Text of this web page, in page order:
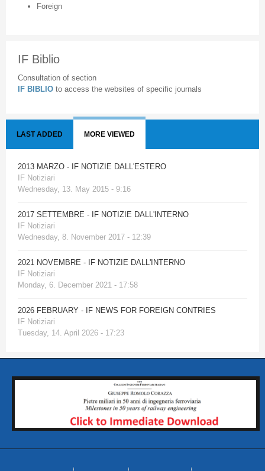
Foreign
IF Biblio
Consultation of section
IF BIBLIO to access the websites of specific journals
LAST ADDED MORE VIEWED
2013 MARZO - IF NOTIZIE DALL'ESTERO
IF Notiziari
Wednesday, 13. May 2015 - 9:16
2017 SETTEMBRE - IF NOTIZIE DALL'INTERNO
IF Notiziari
Wednesday, 8. November 2017 - 12:39
2021 NOVEMBRE - IF NOTIZIE DALL'INTERNO
IF Notiziari
Monday, 6. December 2021 - 17:58
2026 FEBRUARY - IF NEWS FOR FOREIGN CONTRIES
IF Notiziari
Tuesday, 14. April 2026 - 17:23